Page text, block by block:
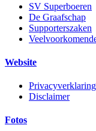
SV Superboeren
De Graafschap
Supporterszaken
Website
Privacyverklaring
Disclaimer
Fotos